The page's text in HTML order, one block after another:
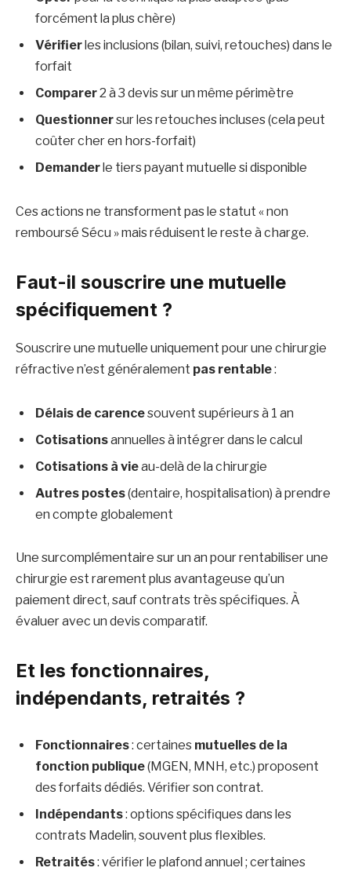
forcément la plus chère)
Vérifierles inclusions (bilan, suivi, retouches) dans le
forfait
Comparer2 à 3 devis sur un même périmètre
Questionnersur les retouches incluses (cela peut
coûter cher en hors-forfait)
Demanderle tiers payant mutuelle si disponible
Ces actions ne transforment pas le statut « non
remboursé Sécu » mais réduisent le reste à charge.
Faut-il souscrire une mutuelle
spécifiquement ?
Souscrire une mutuelle uniquement pour une chirurgie
réfractive n’est généralement pas rentable:
Délais de carencesouvent supérieurs à 1 an
Cotisationsannuelles à intégrer dans le calcul
Cotisations à vieau-delà de la chirurgie
Autres postes(dentaire, hospitalisation) à prendre
en compte globalement
Une surcomplémentaire sur un an pour rentabiliser une
chirurgie est rarement plus avantageuse qu’un
paiement direct, sauf contrats très spécifiques. À
évaluer avec un devis comparatif.
Et les fonctionnaires,
indépendants, retraités ?
Fonctionnaires: certaines mutuelles de la
fonction publique(MGEN, MNH, etc.) proposent
des forfaits dédiés. Vérifier son contrat.
Indépendants: options spécifiques dans les
contrats Madelin, souvent plus flexibles.
Retraités: vérifier le plafond annuel ; certaines